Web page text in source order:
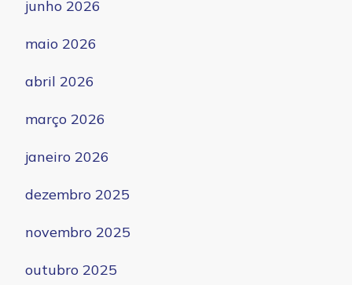
junho 2026
maio 2026
abril 2026
março 2026
janeiro 2026
dezembro 2025
novembro 2025
outubro 2025